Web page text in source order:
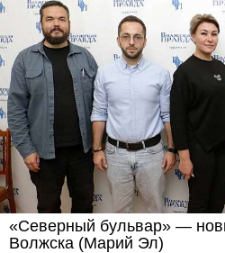
«Северный бульвар» —
Волжска (Марий Эл)